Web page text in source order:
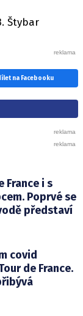
Štybar
na Facebooku
France i s
Poprvé se
představí
covid
de France.